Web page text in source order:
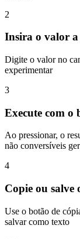
2
Insira o valor
Digite o valor no
experimentar
3
Execute com o
Ao pressionar, o
não conversíveis
4
Copie ou salve
Use o botão de
salvar como texto